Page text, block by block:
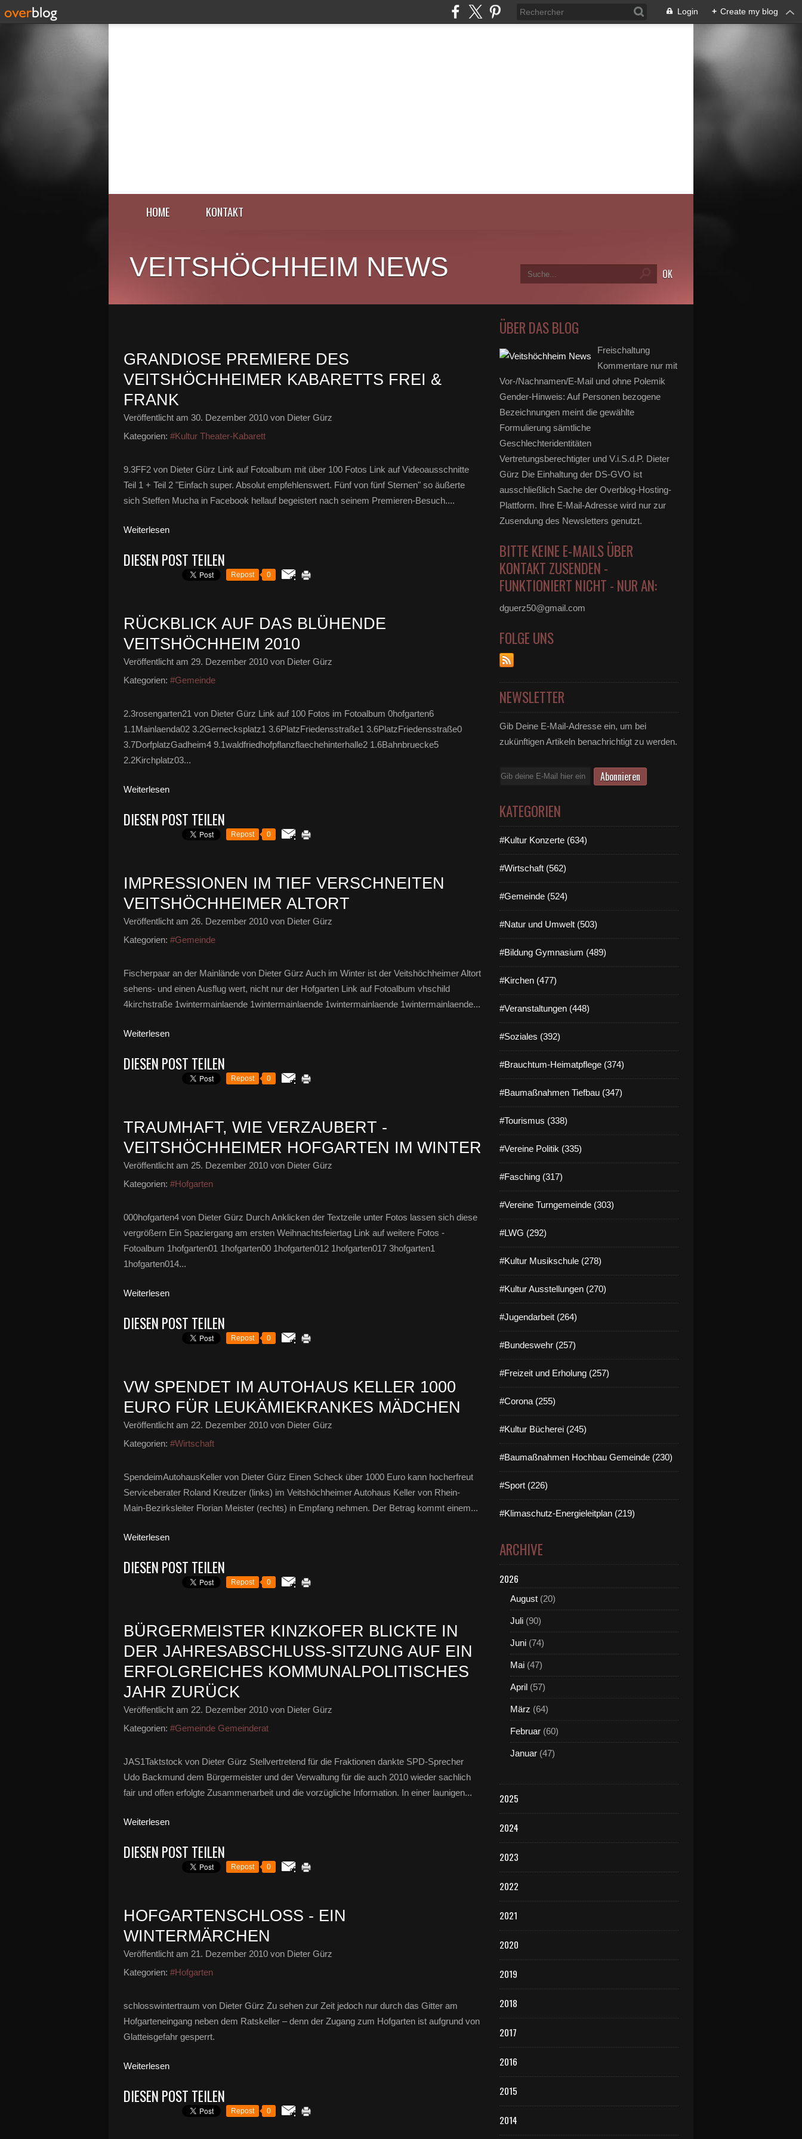
Login + Create my blog
HOME KONTAKT
VEITSHÖCHHEIM NEWS
GRANDIOSE PREMIERE DES
VEITSHÖCHHEIMER KABARETTS FREI &
FRANK
Veröffentlicht am 30. Dezember 2010 von Dieter Gürz
Kategorien: #Kultur Theater-Kabarett
9.3FF2 von Dieter Gürz Link auf Fotoalbum mit über 100 Fotos Link auf Videoausschnitte
Teil 1 + Teil 2 "Einfach super. Absolut empfehlenswert. Fünf von fünf Sternen" so äußerte
sich Steffen Mucha in Facebook hellauf begeistert nach seinem Premieren-Besuch....
Weiterlesen
DIESEN POST TEILEN
Repost 0
RÜCKBLICK AUF DAS BLÜHENDE
VEITSHÖCHHEIM 2010
Veröffentlicht am 29. Dezember 2010 von Dieter Gürz
Kategorien: #Gemeinde
2.3rosengarten21 von Dieter Gürz Link auf 100 Fotos im Fotoalbum 0hofgarten6
1.1Mainlaenda02 3.2Gernecksplatz1 3.6PlatzFriedensstraße1 3.6PlatzFriedensstraße0
3.7DorfplatzGadheim4 9.1waldfriedhofpflanzflaechehinterhalle2 1.6Bahnbruecke5
2.2Kirchplatz03...
Weiterlesen
DIESEN POST TEILEN
Repost 0
IMPRESSIONEN IM TIEF VERSCHNEITEN
VEITSHÖCHHEIMER ALTORT
Veröffentlicht am 26. Dezember 2010 von Dieter Gürz
Kategorien: #Gemeinde
Fischerpaar an der Mainlände von Dieter Gürz Auch im Winter ist der Veitshöchheimer Altort
sehens- und einen Ausflug wert, nicht nur der Hofgarten Link auf Fotoalbum vhschild
4kirchstraße 1wintermainlaende 1wintermainlaende 1wintermainlaende 1wintermainlaende...
Weiterlesen
DIESEN POST TEILEN
Repost 0
TRAUMHAFT, WIE VERZAUBERT -
VEITSHÖCHHEIMER HOFGARTEN IM WINTER
Veröffentlicht am 25. Dezember 2010 von Dieter Gürz
Kategorien: #Hofgarten
000hofgarten4 von Dieter Gürz Durch Anklicken der Textzeile unter Fotos lassen sich diese
vergrößern Ein Spaziergang am ersten Weihnachtsfeiertag Link auf weitere Fotos -
Fotoalbum 1hofgarten01 1hofgarten00 1hofgarten012 1hofgarten017 3hofgarten1
1hofgarten014...
Weiterlesen
DIESEN POST TEILEN
Repost 0
VW SPENDET IM AUTOHAUS KELLER 1000
EURO FÜR LEUKÄMIEKRANKES MÄDCHEN
Veröffentlicht am 22. Dezember 2010 von Dieter Gürz
Kategorien: #Wirtschaft
SpendeimAutohausKeller von Dieter Gürz Einen Scheck über 1000 Euro kann hocherfreut
Serviceberater Roland Kreutzer (links) im Veitshöchheimer Autohaus Keller von Rhein-
Main-Bezirksleiter Florian Meister (rechts) in Empfang nehmen. Der Betrag kommt einem...
Weiterlesen
DIESEN POST TEILEN
Repost 0
BÜRGERMEISTER KINZKOFER BLICKTE IN
DER JAHRESABSCHLUSS-SITZUNG AUF EIN
ERFOLGREICHES KOMMUNALPOLITISCHES
JAHR ZURÜCK
Veröffentlicht am 22. Dezember 2010 von Dieter Gürz
Kategorien: #Gemeinde Gemeinderat
JAS1Taktstock von Dieter Gürz Stellvertretend für die Fraktionen dankte SPD-Sprecher
Udo Backmund dem Bürgermeister und der Verwaltung für die auch 2010 wieder sachlich
fair und offen erfolgte Zusammenarbeit und die vorzügliche Information. In einer launigen...
Weiterlesen
DIESEN POST TEILEN
Repost 0
HOFGARTENSCHLOSS - EIN
WINTERMÄRCHEN
Veröffentlicht am 21. Dezember 2010 von Dieter Gürz
Kategorien: #Hofgarten
schlosswintertraum von Dieter Gürz Zu sehen zur Zeit jedoch nur durch das Gitter am
Hofgarteneingang neben dem Ratskeller – denn der Zugang zum Hofgarten ist aufgrund von
Glatteisgefahr gesperrt.
Weiterlesen
DIESEN POST TEILEN
Repost 0
ÜBER DAS BLOG
Freischaltung
Kommentare nur mit
Vor-/Nachnamen/E-Mail und ohne Polemik
Gender-Hinweis: Auf Personen bezogene
Bezeichnungen meint die gewählte
Formulierung sämtliche
Geschlechteridentitäten
Vertretungsberechtigter und V.i.S.d.P. Dieter
Gürz Die Einhaltung der DS-GVO ist
ausschließlich Sache der Overblog-Hosting-
Plattform. Ihre E-Mail-Adresse wird nur zur
Zusendung des Newsletters genutzt.
BITTE KEINE E-MAILS ÜBER
KONTAKT ZUSENDEN -
FUNKTIONIERT NICHT - NUR AN:
dguerz50@gmail.com
FOLGE UNS
NEWSLETTER
Gib Deine E-Mail-Adresse ein, um bei
zukünftigen Artikeln benachrichtigt zu werden.
E-
KATEGORIEN
#Kultur Konzerte (634)
#Wirtschaft (562)
#Gemeinde (524)
#Natur und Umwelt (503)
#Bildung Gymnasium (489)
#Kirchen (477)
#Veranstaltungen (448)
#Soziales (392)
#Brauchtum-Heimatpflege (374)
#Baumaßnahmen Tiefbau (347)
#Tourismus (338)
#Vereine Politik (335)
#Fasching (317)
#Vereine Turngemeinde (303)
#LWG (292)
#Kultur Musikschule (278)
#Kultur Ausstellungen (270)
#Jugendarbeit (264)
#Bundeswehr (257)
#Freizeit und Erholung (257)
#Corona (255)
#Kultur Bücherei (245)
#Baumaßnahmen Hochbau Gemeinde (230)
#Sport (226)
#Klimaschutz-Energieleitplan (219)
ARCHIVE
2026
August (20)
Juli (90)
Juni (74)
Mai (47)
April (57)
März (64)
Februar (60)
Januar (47)
2025
2024
2023
2022
2021
2020
2019
2018
2017
2016
2015
2014